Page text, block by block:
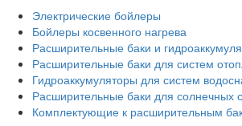
Электрические бойлеры
Бойлеры косвенного нагрева
Расширительные баки и
Расширительные баки для систем
Гидроаккумуляторы для систем
Расширительные баки для солнечных
Комплектующие к расширительным